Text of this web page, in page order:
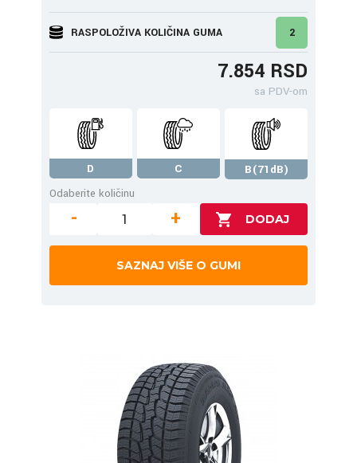
RASPOLOŽIVA KOLIČINA GUMA 2
7.854 RSD
sa PDV-om
D C
B(71dB)
Odaberite količinu
- +
SAZNAJ VIŠE O GUMI